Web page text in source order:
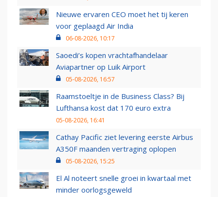
Nieuwe ervaren CEO moet het tij keren
voor geplaagd Air India
06-08-2026, 10:17
Saoedi’s kopen vrachtafhandelaar
Aviapartner op Luik Airport
05-08-2026, 16:57
Raamstoeltje in de Business Class? Bij
Lufthansa kost dat 170 euro extra
05-08-2026, 16:41
Cathay Pacific ziet levering eerste Airbus
A350F maanden vertraging oplopen
05-08-2026, 15:25
El Al noteert snelle groei in kwartaal met
minder oorlogsgeweld